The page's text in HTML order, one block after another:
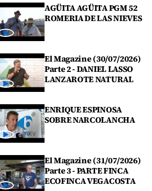
AGÜITA AGÜITA PGM 52
ROMERIA DE LAS NIEVES
El Magazine (30/07/2026)
Parte 2 - DANIEL LASSO
LANZAROTE NATURAL
ENRIQUE ESPINOSA
SOBRE NARCOLANCHA
El Magazine (31/07/2026)
Parte 3 - PARTE FINCA
ECOFINCA VEGACOSTA